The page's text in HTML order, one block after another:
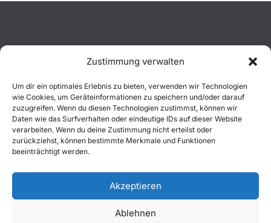
Zustimmung verwalten
Um dir ein optimales Erlebnis zu bieten, verwenden wir Technologien
wie Cookies, um Geräteinformationen zu speichern und/oder darauf
zuzugreifen. Wenn du diesen Technologien zustimmst, können wir
Daten wie das Surfverhalten oder eindeutige IDs auf dieser Website
verarbeiten. Wenn du deine Zustimmung nicht erteilst oder
zurückziehst, können bestimmte Merkmale und Funktionen
beeinträchtigt werden.
Akzeptieren
Ablehnen
Aktuelles
Einsätze
Unsere Jugend
Mitglied werden